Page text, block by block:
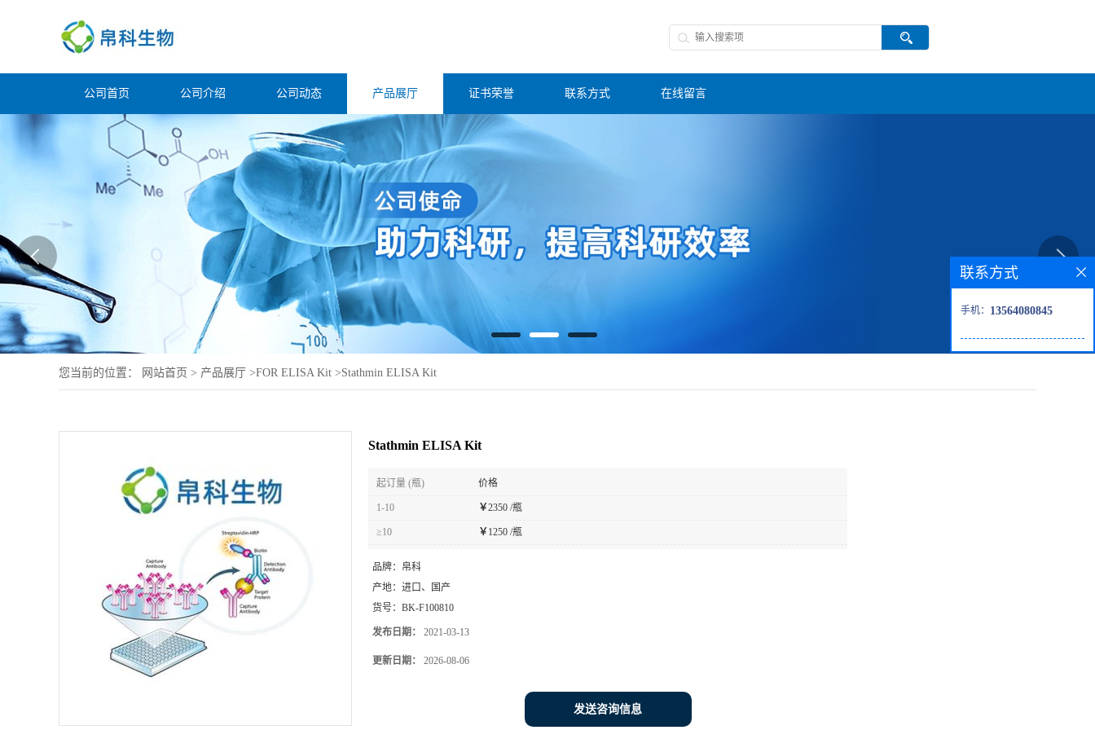
公司首页 公司介绍 公司动态 产品展厅 证书荣誉 联系方式 在线留言
您当前的位置： 网站首页 > 产品展厅 >FOR ELISA Kit >Stathmin ELISA Kit
Stathmin ELISA Kit
起订量 (瓶) 价格
1-10 ￥2350 /瓶
≥10 ￥1250 /瓶
品牌： 帛科
产地： 进口、国产
货号： BK-F100810
发布日期： 2021-03-13
更新日期： 2026-08-06
发送咨询信息
联系方式
手机： 13564080845